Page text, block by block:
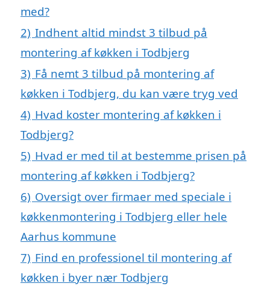
med?
2) Indhent altid mindst 3 tilbud på
montering af køkken i Todbjerg
3) Få nemt 3 tilbud på montering af
køkken i Todbjerg, du kan være tryg ved
4) Hvad koster montering af køkken i
Todbjerg?
5) Hvad er med til at bestemme prisen på
montering af køkken i Todbjerg?
6) Oversigt over firmaer med speciale i
køkkenmontering i Todbjerg eller hele
Aarhus kommune
7) Find en professionel til montering af
køkken i byer nær Todbjerg